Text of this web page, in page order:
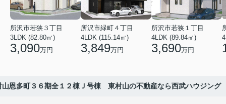
所沢市若狭３丁目
3LDK (82.80㎡)
3,090万円
所沢市緑町４丁目
4LDK (115.14㎡)
3,849万円
所沢市若狭１丁目
4LDK (89.84㎡)
3,690万円
山恩多町３６期全１２棟Ｊ号棟 東村山の不動産なら西武ハウジング